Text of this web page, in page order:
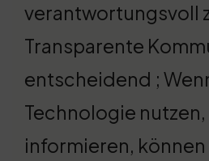
verantwortungsvoll
Transparente
entscheidend ;
Technologie nutzen,
informieren, können